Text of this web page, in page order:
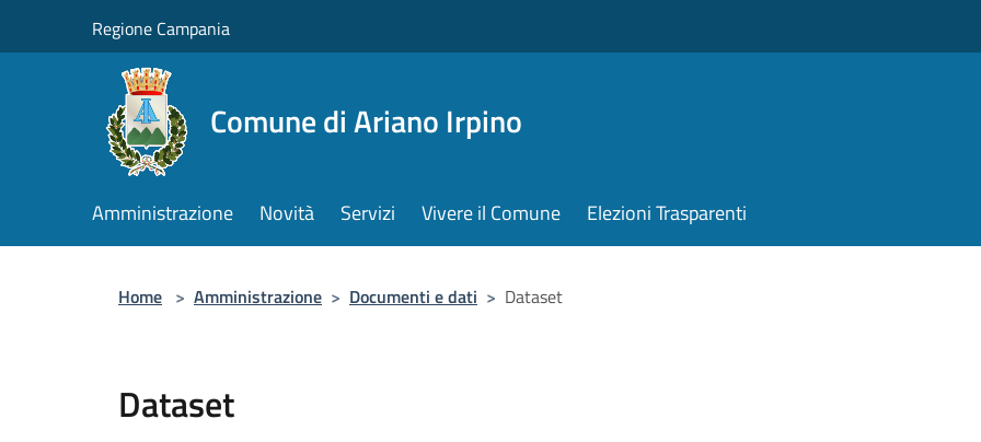
Regione Campania
Comune di Ariano Irpino
Amministrazione Novità Servizi Vivere il Comune Elezioni Trasparenti
Home > Amministrazione > Documenti e dati > Dataset
Dataset